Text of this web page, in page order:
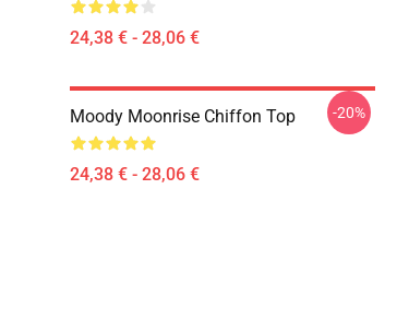
24,38 € - 28,06 €
Moody Moonrise Chiffon Top
24,38 € - 28,06 €
-20%